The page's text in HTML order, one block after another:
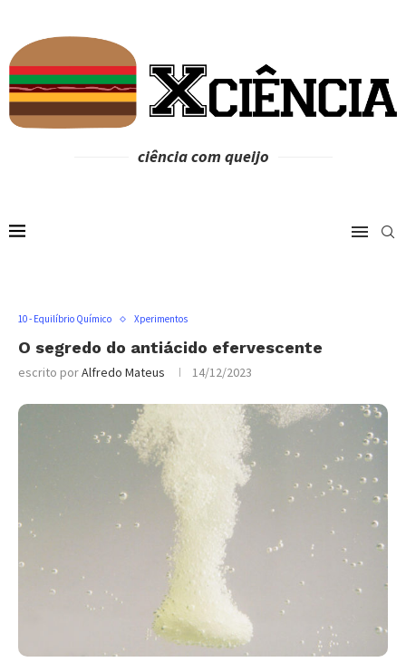
ciência com queijo
10 - Equilíbrio Químico Xperimentos
O segredo do antiácido efervescente
escrito porAlfredo Mateus 14/12/2023